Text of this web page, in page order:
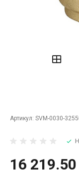
Артикул: SVM-0030-
16